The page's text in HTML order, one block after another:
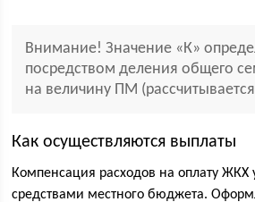
Внимание! Значение «К»
посредством деления общего
на величину ПМ
Как осуществляются выплаты
Компенсация расходов на оплату ЖКХ
средствами местного бюджета.